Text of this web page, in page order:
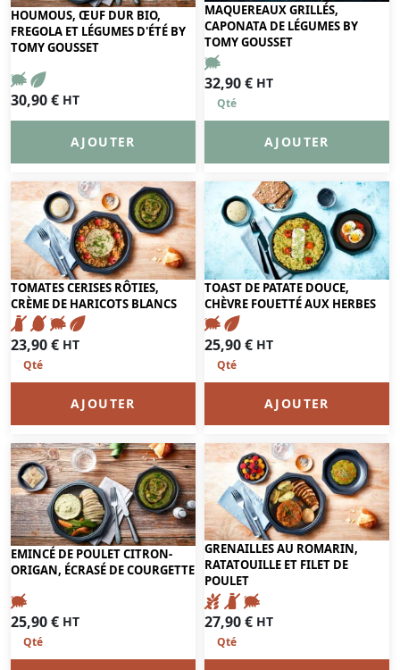
HOUMOUS, ŒUF DUR BIO,
FREGOLA ET LÉGUMES D'ÉTÉ BY
TOMY GOUSSET
30,90€ HT
AJOUTER
MAQUEREAUX GRILLÉS,
CAPONATA DE LÉGUMES BY
TOMY GOUSSET
32,90€ HT
AJOUTER
TOMATES CERISES RÔTIES,
CRÈME DE HARICOTS BLANCS
23,90€ HT
AJOUTER
TOAST DE PATATE DOUCE,
CHÈVRE FOUETTÉ AUX HERBES
25,90€ HT
AJOUTER
EMINCÉ DE POULET CITRON-
ORIGAN, ÉCRASÉ DE COURGETTE
25,90€ HT
GRENAILLES AU ROMARIN,
RATATOUILLE ET FILET DE
POULET
27,90€ HT